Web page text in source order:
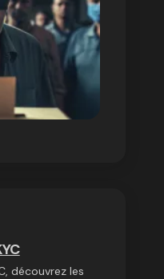
on 03/10/2024
découvrez les